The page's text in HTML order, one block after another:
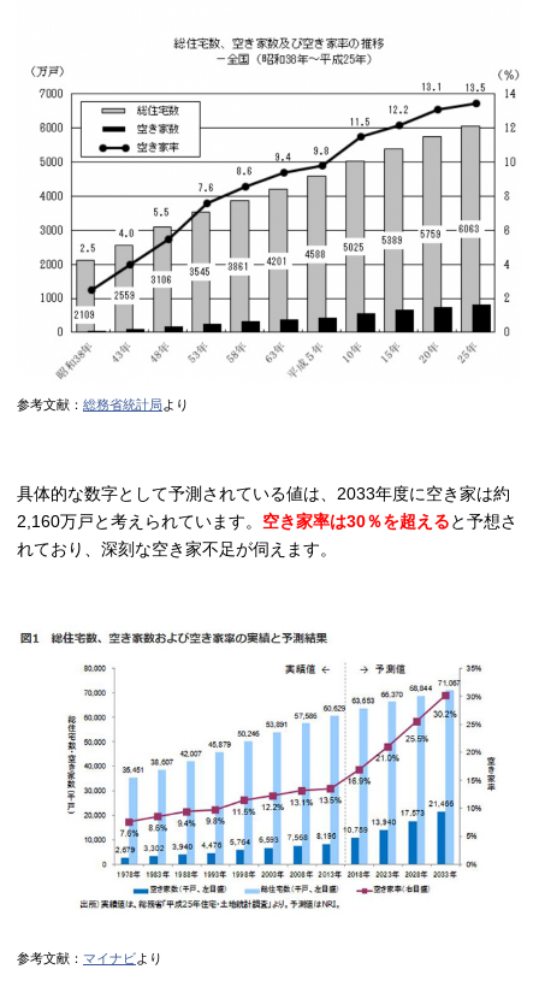
参考文献： 総務省統計局 より
具体的な数字として予測されている値は、2033年度に空き家は約
2,160万戸と考えられています。 空き家率は30％を超えると予想さ
れており、深刻な空き家不足が伺えます。
参考文献： マイナビより